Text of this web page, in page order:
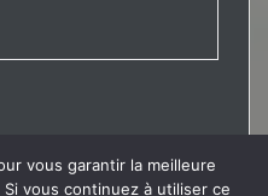
vous garantir la meilleure
vous continuez à utiliser ce